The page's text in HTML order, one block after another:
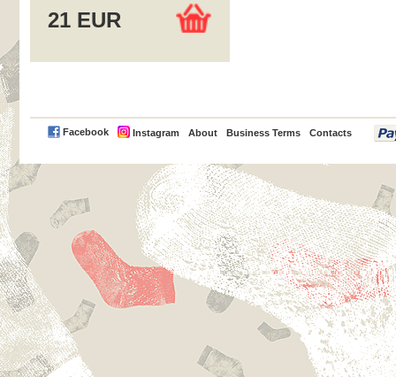
21 EUR
Facebook Instagram About Business Terms Contacts
PayPal